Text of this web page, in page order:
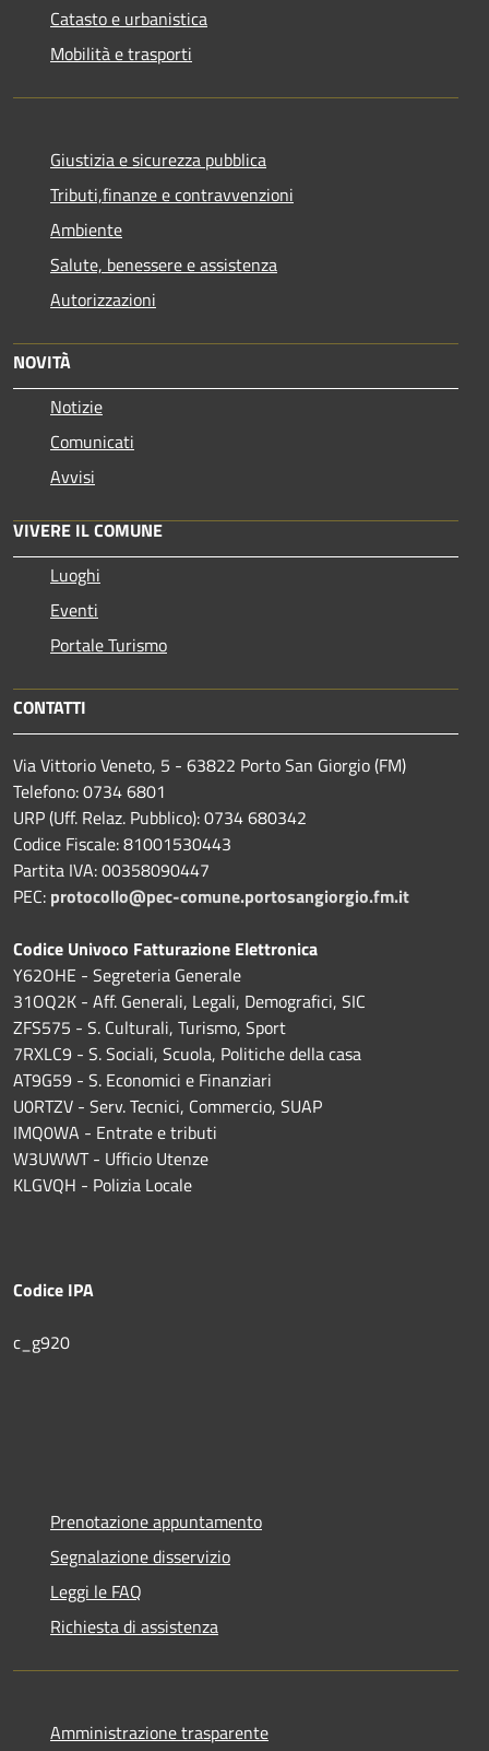
Catasto e urbanistica
Mobilità e trasporti
Giustizia e sicurezza pubblica
Tributi,finanze e contravvenzioni
Ambiente
Salute, benessere e assistenza
Autorizzazioni
NOVITÀ
Notizie
Comunicati
Avvisi
VIVERE IL COMUNE
Luoghi
Eventi
Portale Turismo
CONTATTI
Via Vittorio Veneto, 5 - 63822 Porto San Giorgio (FM)
Telefono: 0734 6801
URP (Uff. Relaz. Pubblico): 0734 680342
Codice Fiscale: 81001530443
Partita IVA: 00358090447
PEC: protocollo@pec-comune.portosangiorgio.fm.it
Codice Univoco Fatturazione Elettronica
Y62OHE - Segreteria Generale
31OQ2K - Aff. Generali, Legali, Demografici, SIC
ZFS575 - S. Culturali, Turismo, Sport
7RXLC9 - S. Sociali, Scuola, Politiche della casa
AT9G59 - S. Economici e Finanziari
U0RTZV - Serv. Tecnici, Commercio, SUAP
IMQ0WA - Entrate e tributi
W3UWWT - Ufficio Utenze
KLGVQH - Polizia Locale
Codice IPA
c_g920
Prenotazione appuntamento
Segnalazione disservizio
Leggi le FAQ
Richiesta di assistenza
Amministrazione trasparente